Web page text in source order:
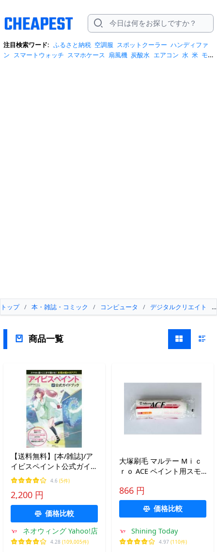
注目検索ワード: ふるさと納税 空調服 スポットクーラー ハンディファ
ン スマートウォッチ スマホケース 扇風機 炭酸水 エアコン 水 米 モ
トップ / 本・雑誌・コミック / コンピュータ / デジタルクリエイト /
商品一覧
【送料無料】[本/雑誌]/ア
イビスペイント公式ガイド
ブック スマホと指でここ
まで描ける!本格お絵かき
アプリ/ア
4.6 (5件)
2,200 円
価格比較
ネオウィング Yahoo!店
4.28 (109,005件)
大塚刷毛 マルテー Mｉｃ
ｒｏ ACE ペイント用スモ
22ｍｍ 4インチ 4S-MIA
866 円
価格比較
Shining Today
4.97 (110件)